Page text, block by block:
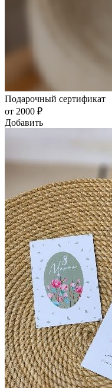
Подарочный сертификат
от 2000 ₽
Добавить